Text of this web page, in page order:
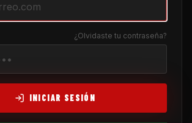
¿Olvidaste tu contraseña?
INICIAR SESIÓN